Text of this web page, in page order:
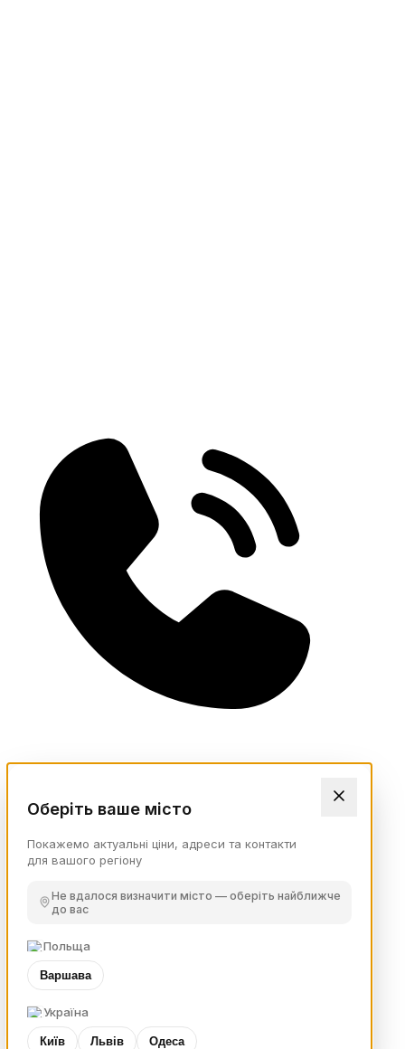
Оберіть ваше місто
Покажемо актуальні ціни, адреси та контакти
для вашого регіону
Не вдалося визначити місто — оберіть найближче
до вас
Польща
Варшава
Україна
Київ Львів Одеса